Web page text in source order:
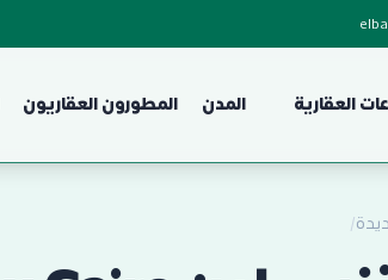
العقارية المدن المطورون العقاريون
/